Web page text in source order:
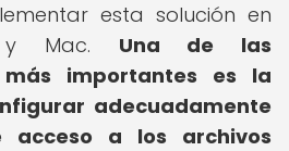
esta solución en
y Mac. Una de las
más importantes es la
adecuadamente
acceso a los archivos